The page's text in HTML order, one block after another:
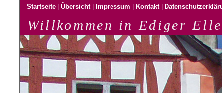
Startseite Übersicht Impressum Kontakt
Willkommen in Ediger